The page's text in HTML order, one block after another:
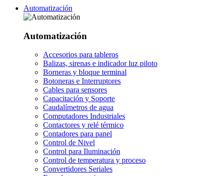
Automatización
Automatización
Accesorios para tableros
Balizas, sirenas e indicador luz piloto
Borneras y bloque terminal
Botoneras e Interruptores
Cables para sensores
Capacitación y Soporte
Caudalímetros de agua
Computadores Industriales
Contactores y relé térmico
Contadores para panel
Control de Nivel
Control para Iluminación
Control de temperatura y proceso
Convertidores Seriales